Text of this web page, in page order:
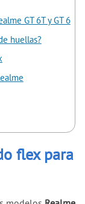
GT 6T y GT 6
huellas?
flex para